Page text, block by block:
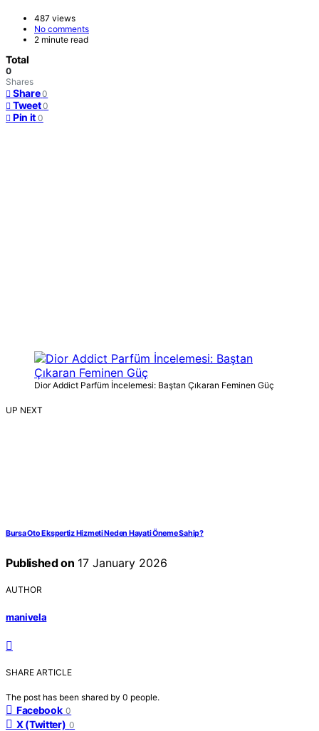
487 views
No comments
2 minute read
Total
0
Shares
Share 0
Tweet 0
Pin it 0
Dior Addict Parfüm İncelemesi: Baştan Çıkaran Feminen Güç
UP NEXT
Bursa Oto Ekspertiz Hizmeti Neden Hayati Öneme Sahip?
Published on 17 January 2026
AUTHOR
manivela
SHARE ARTICLE
The post has been shared by 0 people.
Facebook 0
X (Twitter) 0